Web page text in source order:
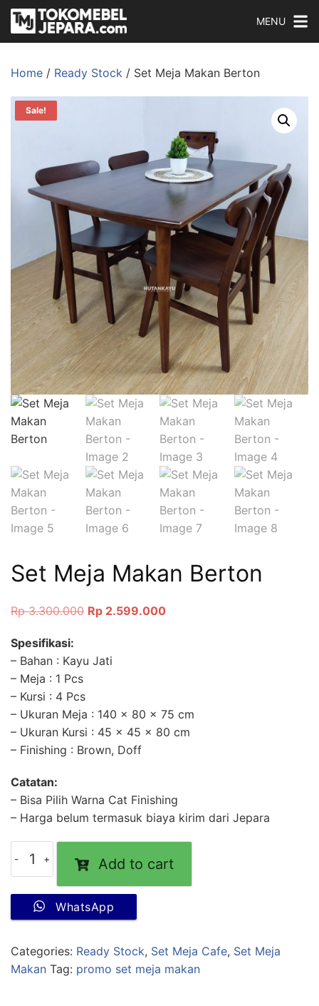
MENU
Home / Ready Stock / Set Meja Makan Berton
Sale!
Set Meja Makan Berton
Rp3.300.000 Rp 2.599.000
Spesifikasi:
– Bahan : Kayu Jati
– Meja : 1 Pcs
– Kursi : 4 Pcs
– Ukuran Meja : 140 x 80 x 75 cm
– Ukuran Kursi : 45 x 45 x 80 cm
– Finishing : Brown, Doff
Catatan:
– Bisa Pilih Warna Cat Finishing
– Harga belum termasuk biaya kirim dari Jepara
Add to cart
WhatsApp
Categories: Ready Stock, Set Meja Cafe, Set Meja
Makan Tag: promo set meja makan